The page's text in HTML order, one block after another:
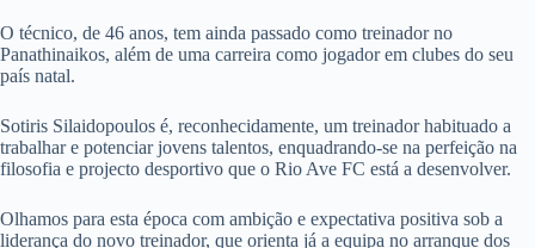
O técnico, de 46 anos, tem ainda passado como treinador no
Panathinaikos, além de uma carreira como jogador em clubes do seu
país natal.
Sotiris Silaidopoulos é, reconhecidamente, um treinador habituado a
trabalhar e potenciar jovens talentos, enquadrando-se na perfeição na
filosofia e projecto desportivo que o Rio Ave FC está a desenvolver.
Olhamos para esta época com ambição e expectativa positiva sob a
liderança do novo treinador, que orienta já a equipa no arranque dos